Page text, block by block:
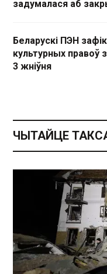
задумалася аб
Беларускі ПЭН
культурных правоў
3 жніўня
ЧЫТАЙЦЕ